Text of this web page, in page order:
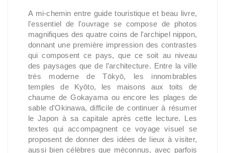
A mi-chemin entre guide touristique et beau livre,
l'essentiel de l'ouvrage se compose de photos
magnifiques des quatre coins de l'archipel nippon,
donnant une première impression des contrastes
qui composent ce pays, que ce soit au niveau
des paysages que de l’architecture. Entre la ville
très moderne de Tōkyō, les innombrables
temples de Kyōto, les maisons aux toits de
chaume de Gokayama ou encore les plages de
sable d'Okinawa, difficile de continuer à résumer
le Japon à sa capitale après cette lecture. Les
textes qui accompagnent ce voyage visuel se
proposent de donner des idées de lieux à visiter,
aussi bien célèbres que méconnus, avec parfois